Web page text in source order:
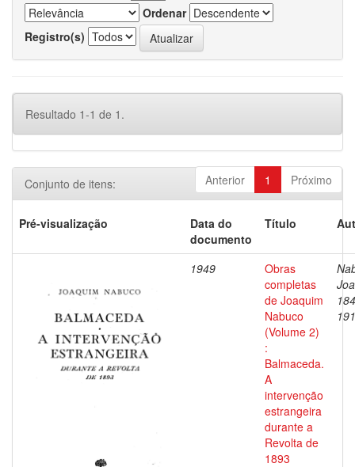
Ordenar
Registro(s)
Resultado 1-1 de 1.
Anterior 1 Próximo
Conjunto de itens:
Pré-visualização
Data do
documento
Título
1949
Obras
completas
de Joaquim
Nabuco
(Volume 2)
:
Balmaceda.
A
intervenção
estrangeira
durante a
Revolta de
1893